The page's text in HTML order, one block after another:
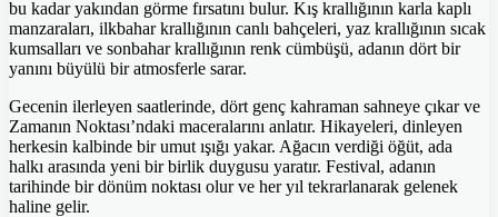
bu kadar yakından görme fırsatını bulur. Kış krallığının karla kaplı
manzaraları, ilkbahar krallığının canlı bahçeleri, yaz krallığının sıcak
kumsalları ve sonbahar krallığının renk cümbüşü, adanın dört bir
yanını büyülü bir atmosferle sarar.
Gecenin ilerleyen saatlerinde, dört genç kahraman sahneye çıkar ve
Zamanın Noktası’ndaki maceralarını anlatır. Hikayeleri, dinleyen
herkesin kalbinde bir umut ışığı yakar. Ağacın verdiği öğüt, ada
halkı arasında yeni bir birlik duygusu yaratır. Festival, adanın
tarihinde bir dönüm noktası olur ve her yıl tekrarlanarak gelenek
haline gelir.